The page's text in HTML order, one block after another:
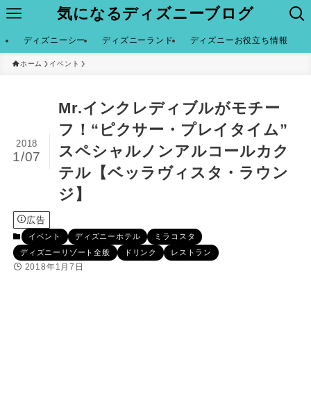
気になるディズニーブログ
ディズニーシー ディズニーランド ディズニーお役立ち情報
ホーム イベント
Mr.インクレディブルがモチー
フ！“ピクサー・プレイタイム”
スペシャルノンアルコールカク
テル【ベッラヴィスタ・ラウン
ジ】
2018
1/07
広告
イベント ディズニーホテル
ミラコスタ
ディズニーリゾート全般
ドリンク レストラン
2018年1月7日